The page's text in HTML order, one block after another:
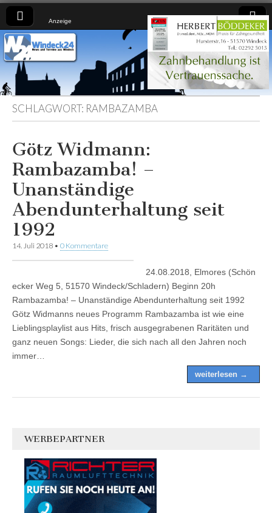
Anzeige
Windeck24
Nachrichten
aus dem
Ländchen
für das
Ländchen
SCHLAGWORT: RAMBAZAMBA
Götz Widmann:
Rambazamba! –
Unanständige
Abendunterhaltung seit
1992
14. Juli 2018 • 0 Kommentare
24.08.2018, Elmores (Schön
ecker Weg 5, 51570 Windeck/Schladern) Beginn 20h
Rambazamba! – Unanständige Abendunterhaltung seit 1992
Götz Widmanns neues Programm Rambazamba ist wie eine
Lieblingsplaylist aus Hits, frisch ausgegrabenen Raritäten und
ganz neuen Songs: Lieder, die sich nach all den Jahren noch
immer…
weiterlesen →
WERBEPARTNER